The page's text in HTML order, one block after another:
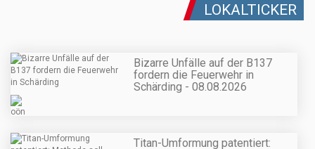
LOKALTICKER
Bizarre Unfälle auf der B137
fordern die Feuerwehr in
Schärding - 08.08.2026
Titan-Umformung patentiert: